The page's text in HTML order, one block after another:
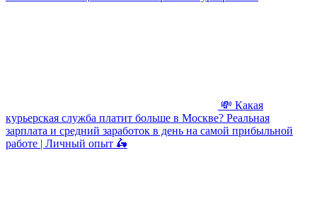
💸 Какая
курьерская служба платит больше в Москве? Реальная
зарплата и средний заработок в день на самой прибыльной
работе | Личный опыт 🛵